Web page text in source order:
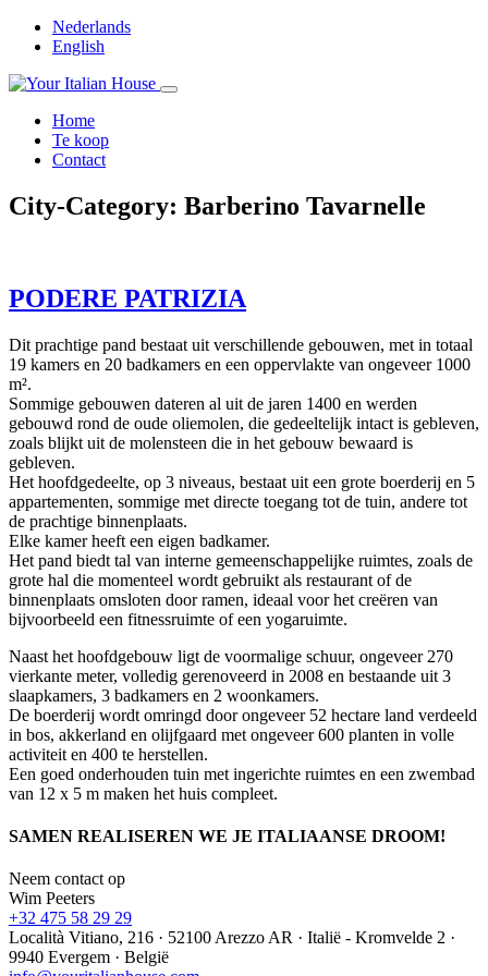
Nederlands
English
Home
Te koop
Contact
City-Category: Barberino Tavarnelle
PODERE PATRIZIA
Dit prachtige pand bestaat uit verschillende gebouwen, met in totaal
19 kamers en 20 badkamers en een oppervlakte van ongeveer 1000
m².
Sommige gebouwen dateren al uit de jaren 1400 en werden
gebouwd rond de oude oliemolen, die gedeeltelijk intact is gebleven,
zoals blijkt uit de molensteen die in het gebouw bewaard is
gebleven.
Het hoofdgedeelte, op 3 niveaus, bestaat uit een grote boerderij en 5
appartementen, sommige met directe toegang tot de tuin, andere tot
de prachtige binnenplaats.
Elke kamer heeft een eigen badkamer.
Het pand biedt tal van interne gemeenschappelijke ruimtes, zoals de
grote hal die momenteel wordt gebruikt als restaurant of de
binnenplaats omsloten door ramen, ideaal voor het creëren van
bijvoorbeeld een fitnessruimte of een yogaruimte.
Naast het hoofdgebouw ligt de voormalige schuur, ongeveer 270
vierkante meter, volledig gerenoveerd in 2008 en bestaande uit 3
slaapkamers, 3 badkamers en 2 woonkamers.
De boerderij wordt omringd door ongeveer 52 hectare land verdeeld
in bos, akkerland en olijfgaard met ongeveer 600 planten in volle
activiteit en 400 te herstellen.
Een goed onderhouden tuin met ingerichte ruimtes en een zwembad
van 12 x 5 m maken het huis compleet.
SAMEN REALISEREN WE JE ITALIAANSE DROOM!
Neem contact op
Wim Peeters
+32 475 58 29 29
Località Vitiano, 216 · 52100 Arezzo AR · Italië - Kromvelde 2 ·
9940 Evergem · België